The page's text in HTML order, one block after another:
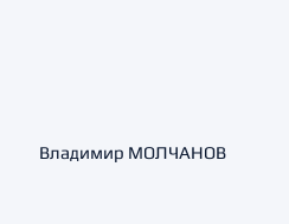
Владимир МОЛЧАНОВ